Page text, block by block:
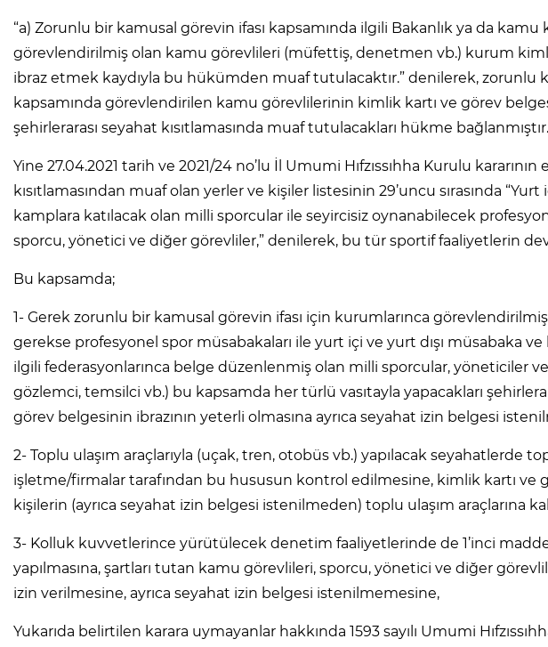
“a) Zorunlu bir kamusal görevin ifası kapsamında ilgili Bakanlık ya da
görevlendirilmiş olan kamu görevlileri (müfettiş, denetmen vb.) kurum
ibraz etmek kaydıyla bu hükümden muaf tutulacaktır.” denilerek, zorunlu
kapsamında görevlendirilen kamu görevlilerinin kimlik kartı ve görev
şehirlerarası seyahat kısıtlamasında muaf tutulacakları hükme bağlanmıştır.
Yine 27.04.2021 tarih ve 2021/24 no’lu İl Umumi Hıfzıssıhha Kurulu
kısıtlamasından muaf olan yerler ve kişiler listesinin 29’uncu sırasında
kamplara katılacak olan milli sporcular ile seyircisiz oynanabilecek
sporcu, yönetici ve diğer görevliler,” denilerek, bu tür sportif faaliyetlerin
Bu kapsamda;
1- Gerek zorunlu bir kamusal görevin ifası için kurumlarınca
gerekse profesyonel spor müsabakaları ile yurt içi ve yurt dışı müsabaka
ilgili federasyonlarınca belge düzenlenmiş olan milli sporcular, yöneticiler
gözlemci, temsilci vb.) bu kapsamda her türlü vasıtayla yapacakları
görev belgesinin ibrazının yeterli olmasına ayrıca seyahat izin belgesi
2- Toplu ulaşım araçlarıyla (uçak, tren, otobüs vb.) yapılacak seyahatlerde
işletme/firmalar tarafından bu hususun kontrol edilmesine, kimlik kartı ve
kişilerin (ayrıca seyahat izin belgesi istenilmeden) toplu ulaşım araçlarına
3- Kolluk kuvvetlerince yürütülecek denetim faaliyetlerinde de 1’inci
yapılmasına, şartları tutan kamu görevlileri, sporcu, yönetici ve diğer
izin verilmesine, ayrıca seyahat izin belgesi istenilmemesine,
Yukarıda belirtilen karara uymayanlar hakkında 1593 sayılı Umumi